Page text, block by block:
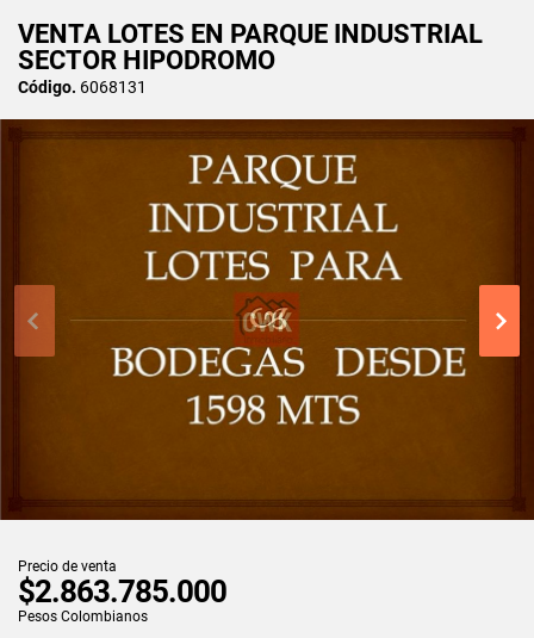
VENTA LOTES EN PARQUE INDUSTRIAL
SECTOR HIPODROMO
Código. 6068131
Precio de venta
$2.863.785.000
Pesos Colombianos